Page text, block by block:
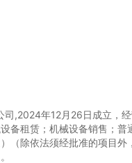
司,2024年12月26日成立，
备租赁；机械设备销售；
（除依法须经批准的项目